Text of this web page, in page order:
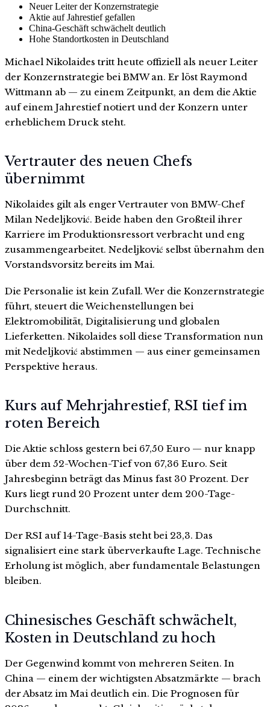
Neuer Leiter der Konzernstrategie
Aktie auf Jahrestief gefallen
China-Geschäft schwächelt deutlich
Hohe Standortkosten in Deutschland
Michael Nikolaides tritt heute offiziell als neuer Leiter
der Konzernstrategie bei BMW an. Er löst Raymond
Wittmann ab — zu einem Zeitpunkt, an dem die Aktie
auf einem Jahrestief notiert und der Konzern unter
erheblichem Druck steht.
Vertrauter des neuen Chefs
übernimmt
Nikolaides gilt als enger Vertrauter von BMW-Chef
Milan Nedeljković. Beide haben den Großteil ihrer
Karriere im Produktionsressort verbracht und eng
zusammengearbeitet. Nedeljković selbst übernahm den
Vorstandsvorsitz bereits im Mai.
Die Personalie ist kein Zufall. Wer die Konzernstrategie
führt, steuert die Weichenstellungen bei
Elektromobilität, Digitalisierung und globalen
Lieferketten. Nikolaides soll diese Transformation nun
mit Nedeljković abstimmen — aus einer gemeinsamen
Perspektive heraus.
Kurs auf Mehrjahrestief, RSI tief im
roten Bereich
Die Aktie schloss gestern bei 67,50 Euro — nur knapp
über dem 52-Wochen-Tief von 67,36 Euro. Seit
Jahresbeginn beträgt das Minus fast 30 Prozent. Der
Kurs liegt rund 20 Prozent unter dem 200-Tage-
Durchschnitt.
Der RSI auf 14-Tage-Basis steht bei 23,3. Das
signalisiert eine stark überverkaufte Lage. Technische
Erholung ist möglich, aber fundamentale Belastungen
bleiben.
Chinesisches Geschäft schwächelt,
Kosten in Deutschland zu hoch
Der Gegenwind kommt von mehreren Seiten. In
China — einem der wichtigsten Absatzmärkte — brach
der Absatz im Mai deutlich ein. Die Prognosen für